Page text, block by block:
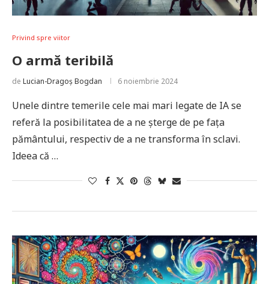
Privind spre viitor
O armă teribilă
de Lucian-Dragoș Bogdan 6 noiembrie 2024
Unele dintre temerile cele mai mari legate de IA se
referă la posibilitatea de a ne șterge de pe fața
pământului, respectiv de a ne transforma în sclavi.
Ideea că …